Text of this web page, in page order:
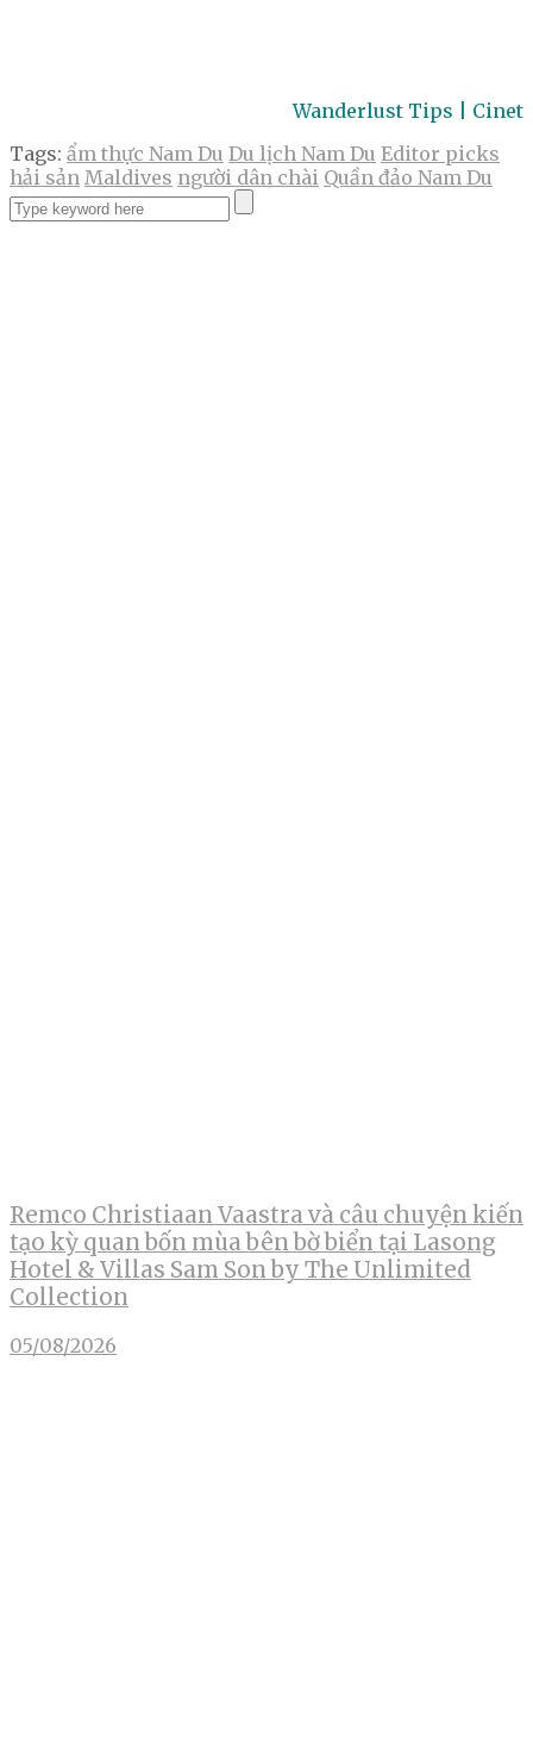
Wanderlust Tips | Cinet
Tags: ẩm thực Nam Du Du lịch Nam Du Editor picks
hải sản Maldives người dân chài Quần đảo Nam Du
Remco Christiaan Vaastra và câu chuyện kiến
tạo kỳ quan bốn mùa bên bờ biển tại Lasong
Hotel & Villas Sam Son by The Unlimited
Collection
05/08/2026